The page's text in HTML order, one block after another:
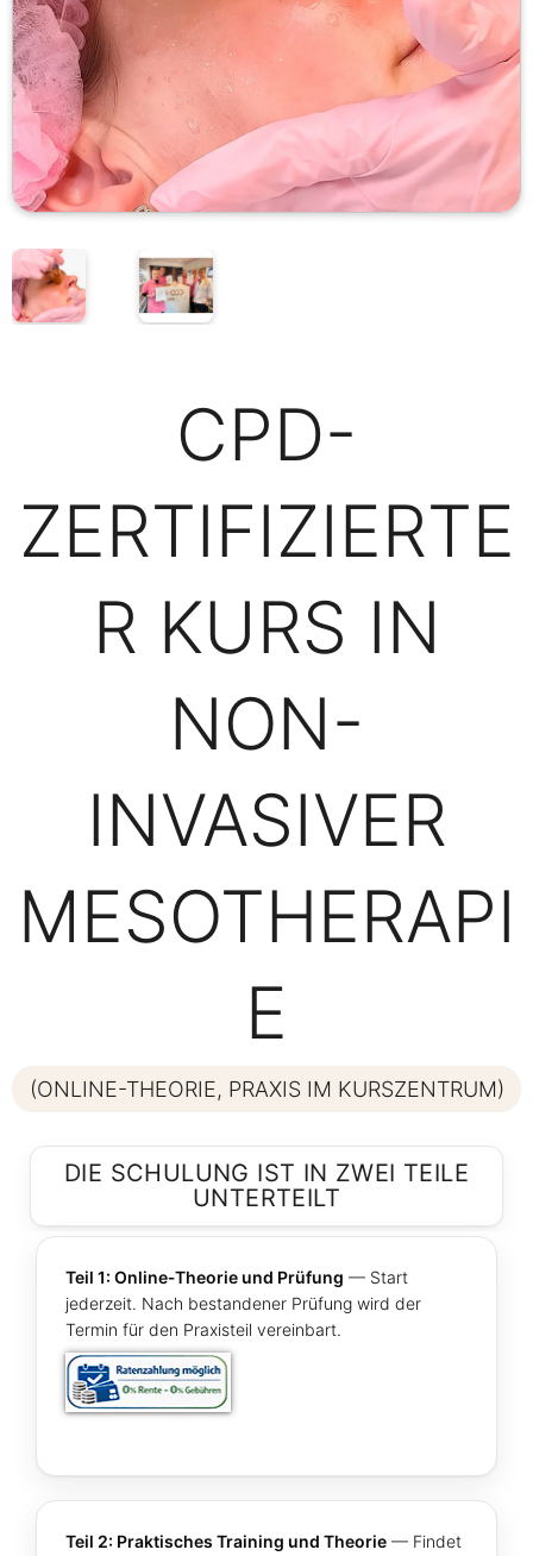
CPD-
ZERTIFIZIERTE
R KURS IN
NON-
INVASIVER
MESOTHERAPI
E
(ONLINE-THEORIE, PRAXIS IM KURSZENTRUM)
DIE SCHULUNG IST IN ZWEI TEILE
UNTERTEILT
Teil 1: Online‑Theorie und Prüfung — Start
jederzeit. Nach bestandener Prüfung wird der
Termin für den Praxisteil vereinbart.
Teil 2: Praktisches Training und Theorie — Findet